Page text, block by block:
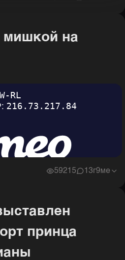
мишкой на
59215 1 3г9ме
принца